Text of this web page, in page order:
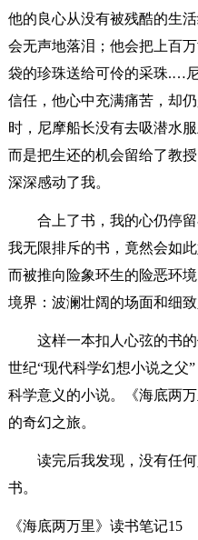
他的良心从没有被残酷的生
会无声地落泪；他会把上百
袋的珍珠送给可伶的采珠.…
信任，他心中充满痛苦，却
时，尼摩船长没有去吸潜水
而是把生还的机会留给了教
深深感动了我。
合上了书，我的心仍停
我无限排斥的书，竟然会如
而被推向险象环生的险恶环
境界：波澜壮阔的场面和细
这样一本扣人心弦的书
世纪“现代科学幻想小说之父
科学意义的小说。《海底两
的奇幻之旅。
读完后我发现，没有任
书。
《海底两万里》读书笔记15